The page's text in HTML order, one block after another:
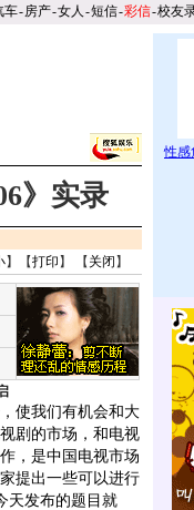
车-房产-女人 -短信-彩信-校友
》实录
】【打印 】 【 关闭 】
使我们有机会和大
剧的市场，和电视
，是中国电视市场
提出一些可以进行
天发布的题目就